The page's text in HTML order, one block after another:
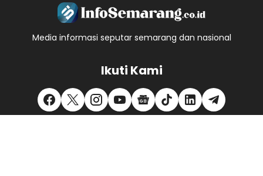
Media informasi seputar semarang dan nasional
Ikuti Kami